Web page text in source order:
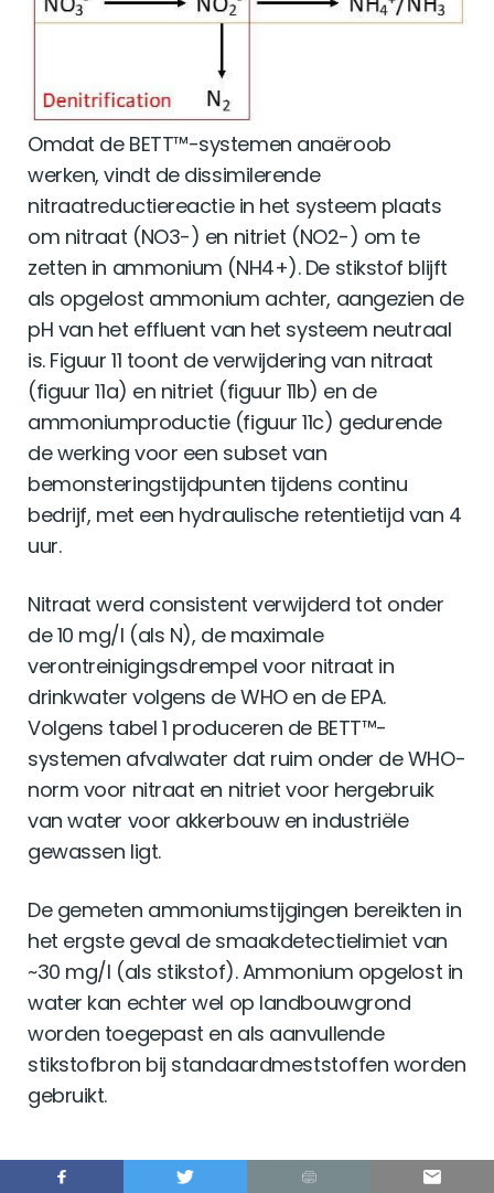
Omdat de BETT™-systemen anaëroob
werken, vindt de dissimilerende
nitraatreductiereactie in het systeem plaats
om nitraat (NO3-) en nitriet (NO2-) om te
zetten in ammonium (NH4+). De stikstof blijft
als opgelost ammonium achter, aangezien de
pH van het effluent van het systeem neutraal
is. Figuur 11 toont de verwijdering van nitraat
(figuur 11a) en nitriet (figuur 11b) en de
ammoniumproductie (figuur 11c) gedurende
de werking voor een subset van
bemonsteringstijdpunten tijdens continu
bedrijf, met een hydraulische retentietijd van 4
uur.
Nitraat werd consistent verwijderd tot onder
de 10 mg/l (als N), de maximale
verontreinigingsdrempel voor nitraat in
drinkwater volgens de WHO en de EPA.
Volgens tabel 1 produceren de BETT™-
systemen afvalwater dat ruim onder de WHO-
norm voor nitraat en nitriet voor hergebruik
van water voor akkerbouw en industriële
gewassen ligt.
De gemeten ammoniumstijgingen bereikten in
het ergste geval de smaakdetectielimiet van
~30 mg/l (als stikstof). Ammonium opgelost in
water kan echter wel op landbouwgrond
worden toegepast en als aanvullende
stikstofbron bij standaardmeststoffen worden
gebruikt.